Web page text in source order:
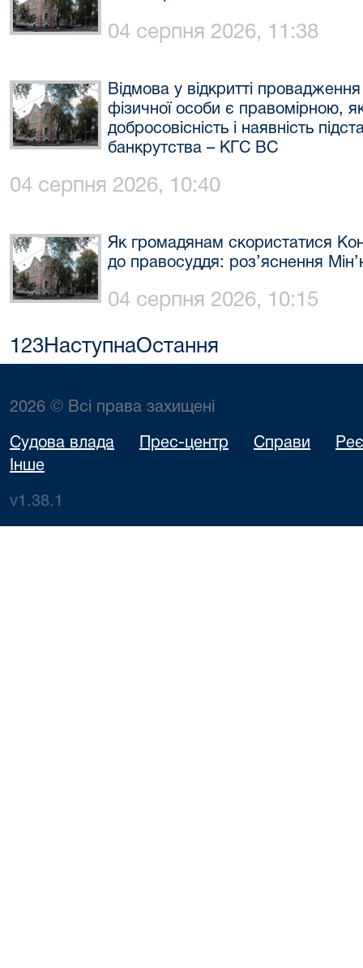
04 серпня 2026, 11:38
Відмова у відкритті
фізичної особи є правомірною,
добросовісність і наявність
банкрутства – КГС ВС
04 серпня 2026, 10:40
Як громадянам скористатися
до правосуддя: роз’яснення
04 серпня 2026, 10:15
1 23НаступнаОстання
2026 © Всі права захищені
Судова влада Прес-центр Справи
Інше
v1.38.1